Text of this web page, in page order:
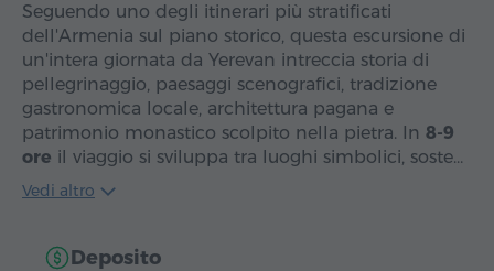
Seguendo uno degli itinerari più stratificati
dell'Armenia sul piano storico, questa escursione di
un'intera giornata da Yerevan intreccia storia di
pellegrinaggio, paesaggi scenografici, tradizione
gastronomica locale, architettura pagana e
patrimonio monastico scolpito nella pietra. In 8-9
ore il viaggio si sviluppa tra luoghi simbolici, soste…
Vedi altro
Deposito